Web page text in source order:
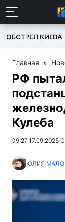
ОБСТРЕЛ КИЕВА
Главная »
РФ
Кулеба
09:27 17.09.2025
ЮЛИЯ